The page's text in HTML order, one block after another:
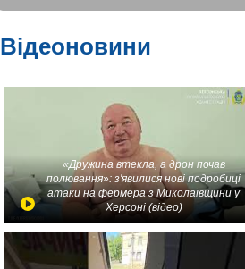
Відеоновини
«Дружина втекла, а дрон почав
полювання»: з'явилися нові подробиці
атаки на фермера з Миколаївщини у
Херсоні (відео)